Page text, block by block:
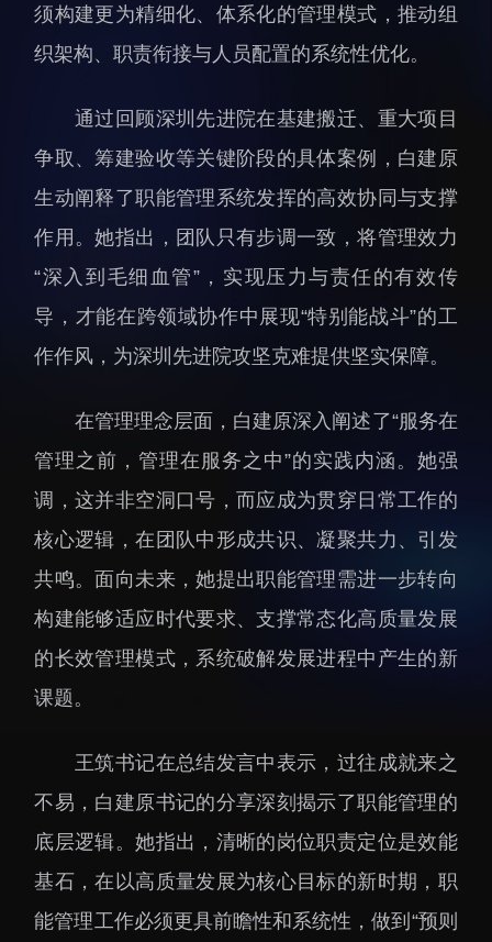
分析测试中心
实验室建设与管理
合作交流
学术活动
科学普及
先进视界
教育概况
招生信息
学位培养
学生工作
学生就业
教育动态
学生活动
先进榜YOUNG
体育与健康
讲座信息
国合项目
出国境事务
来华指引
下载中心
转移转化
控股企业
成果超市
合作交流
须构建更为精细化、体系化的管理模式，推动组
织架构、职责衔接与人员配置的系统性优化。
通过回顾深圳先进院在基建搬迁、重大项目
争取、筹建验收等关键阶段的具体案例，白建原
生动阐释了职能管理系统发挥的高效协同与支撑
作用。她指出，团队只有步调一致，将管理效力
“深入到毛细血管”，实现压力与责任的有效传
导，才能在跨领域协作中展现“特别能战斗”的工
作作风，为深圳先进院攻坚克难提供坚实保障。
在管理理念层面，白建原深入阐述了“服务在
管理之前，管理在服务之中”的实践内涵。她强
调，这并非空洞口号，而应成为贯穿日常工作的
核心逻辑，在团队中形成共识、凝聚共力、引发
共鸣。面向未来，她提出职能管理需进一步转向
构建能够适应时代要求、支撑常态化高质量发展
的长效管理模式，系统破解发展进程中产生的新
课题。
王筑书记在总结发言中表示，过往成就来之
不易，白建原书记的分享深刻揭示了职能管理的
底层逻辑。她指出，清晰的岗位职责定位是效能
基石，在以高质量发展为核心目标的新时期，职
能管理工作必须更具前瞻性和系统性，做到“预则